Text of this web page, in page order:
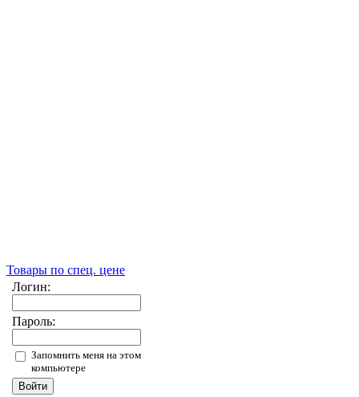
Товары по спец. цене
Логин:
Пароль:
Запомнить меня на этом
компьютере